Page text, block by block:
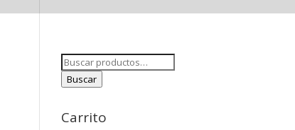
Buscar
por:
Buscar
Carrito